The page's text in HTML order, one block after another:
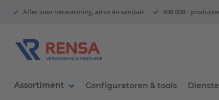
Alles voor verwarming, airco én sanitair 400.000+
Assortiment Configuratoren & tools